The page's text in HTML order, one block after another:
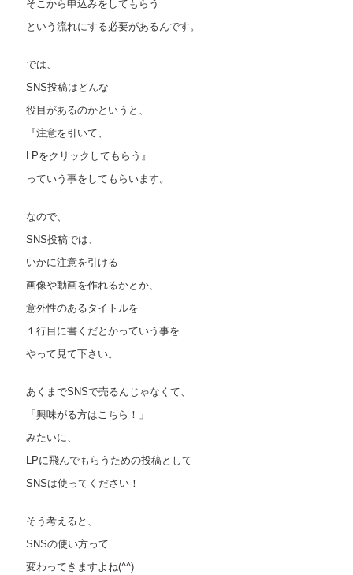
そこから申込みをしてもらう
という流れにする必要があるんです。
では、
SNS投稿はどんな
役目があるのかというと、
『注意を引いて、
LPをクリックしてもらう』
っていう事をしてもらいます。
なので、
SNS投稿では、
いかに注意を引ける
画像や動画を作れるかとか、
意外性のあるタイトルを
１行目に書くだとかっていう事を
やって見て下さい。
あくまでSNSで売るんじゃなくて、
「興味がる方はこちら！」
みたいに、
LPに飛んでもらうための投稿として
SNSは使ってください！
そう考えると、
SNSの使い方って
変わってきますよね(^^)